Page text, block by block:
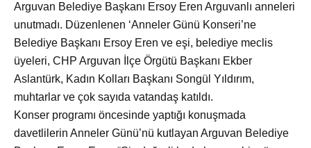
Arguvan Belediye Başkanı Ersoy Eren Arguvanlı anneleri
unutmadı. Düzenlenen ‘Anneler Günü Konseri’ne
Belediye Başkanı Ersoy Eren ve eşi, belediye meclis
üyeleri, CHP Arguvan İlçe Örgütü Başkanı Ekber
Aslantürk, Kadın Kolları Başkanı Songül Yıldırım,
muhtarlar ve çok sayıda vatandaş katıldı.
Konser programı öncesinde yaptığı konuşmada
davetlilerin Anneler Günü’nü kutlayan Arguvan Belediye